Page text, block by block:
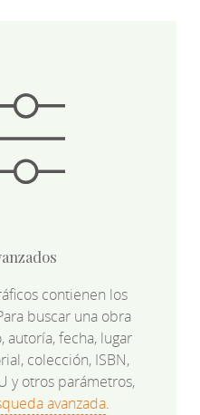
contienen los
buscar una obra
autoría, fecha, lugar
colección, ISBN,
y otros parámetros,
avanzada.